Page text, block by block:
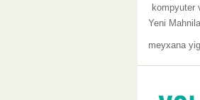
kompyuter
Yeni
meyxana